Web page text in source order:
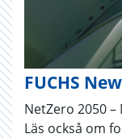
FUCHS
NetZero 2050
Läs också om